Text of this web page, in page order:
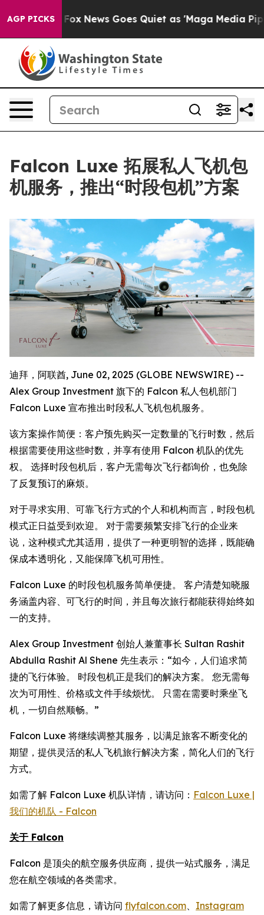
AGP PICKS
Exist Fox News Goes Quiet as 'Maga Media
Falcon Luxe 拓展私人飞机包
机服务，推出“时段包机”方案
迪拜，阿联酋, June 02, 2025 (GLOBE NEWSWIRE) --
Alex Group Investment 旗下的 Falcon 私人包机部门
Falcon Luxe 宣布推出时段私人飞机包机服务。
该方案操作简便：客户预先购买一定数量的飞行时数，然后
根据需要使用这些时数，并享有使用 Falcon 机队的优先
权。 选择时段包机后，客户无需每次飞行都询价，也免除
了反复预订的麻烦。
对于寻求实用、可靠飞行方式的个人和机构而言，时段包机
模式正日益受到欢迎。 对于需要频繁安排飞行的企业来
说，这种模式尤其适用，提供了一种更明智的选择，既能确
保成本透明化，又能保障飞机可用性。
Falcon Luxe 的时段包机服务简单便捷。 客户清楚知晓服
务涵盖内容、可飞行的时间，并且每次旅行都能获得始终如
一的支持。
Alex Group Investment 创始人兼董事长 Sultan Rashit
Abdulla Rashit Al Shene 先生表示：“如今，人们追求简
捷的飞行体验。 时段包机正是我们的解决方案。 您无需每
次为可用性、价格或文件手续烦忧。 只需在需要时乘坐飞
机，一切自然顺畅。”
Falcon Luxe 将继续调整其服务，以满足旅客不断变化的
期望，提供灵活的私人飞机旅行解决方案，简化人们的飞行
方式。
如需了解 Falcon Luxe 机队详情，请访问： Falcon Luxe |
我们的机队 - Falcon
关于 Falcon
Falcon 是顶尖的航空服务供应商，提供一站式服务，满足
您在航空领域的各类需求。
如需了解更多信息，请访问 flyfalcon.com
Instagram